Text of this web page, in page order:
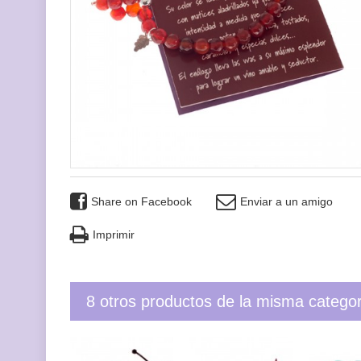
Share on Facebook Enviar a un amigo
Imprimir
8 otros productos de la misma